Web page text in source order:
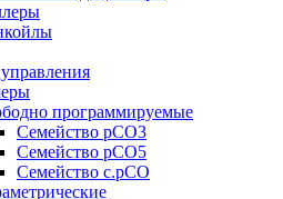
программируемые
Семейство pCO3
Семейство pCO5
Семейство c.pCO